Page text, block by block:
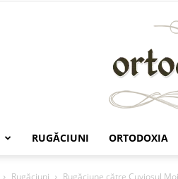
RUGĂCIUNI ORTODOXIA
Rugăciuni Rugăciune către Cuviosul